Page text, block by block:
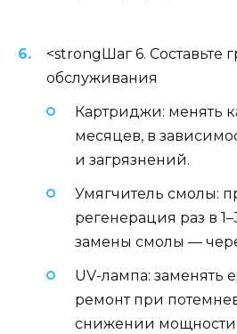
<strongШаг 6. Составьте
обслуживания
Картриджи: менять
месяцев, в
и загрязнений.
Умягчитель смолы:
регенерация раз в
замены смолы —
UV-лампа: заменять
ремонт при
снижении мощности.